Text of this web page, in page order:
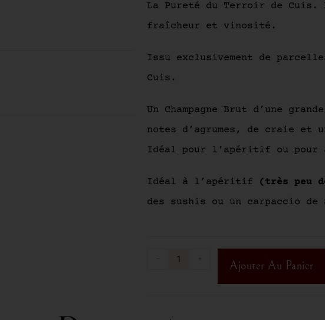
La Pureté du Terroir de
fraîcheur et vinosité.
Issu exclusivement de
Cuis.
Un Champagne Brut d’une
notes d’agrumes, de craie et
Idéal pour l’apéritif ou pour
Idéal à l’apéritif (très peu
des sushis ou un carpaccio de
- + Ajouter Au Panier